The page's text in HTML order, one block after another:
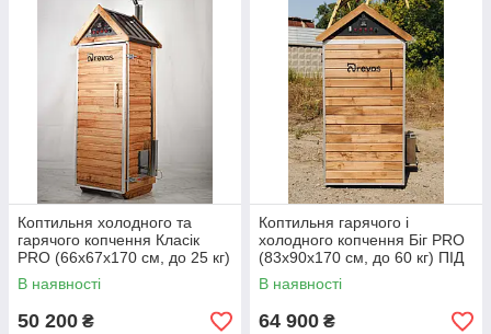
Коптильня холодного та
гарячого копчення Класік
PRO (66х67х170 см, до 25 кг)
ПІД ЗАМОВЛЕННЯ
В наявності
50 200 ₴
Коптильня гарячого і
холодного копчення Біг PRO
(83х90х170 см, до 60 кг) ПІД
ЗАМОВЛЕННЯ
В наявності
64 900 ₴